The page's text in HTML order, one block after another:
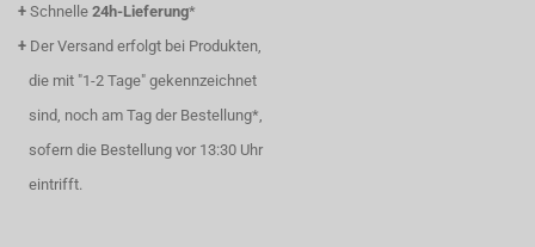
+ Schnelle 24h-Lieferung*
+ Der Versand erfolgt bei Produkten,
die mit "1-2 Tage" gekennzeichnet
sind, noch am Tag der Bestellung*,
sofern die Bestellung vor 13:30 Uhr
eintrifft.